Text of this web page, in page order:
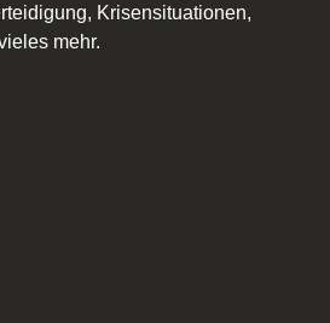
Krisensituationen,
mehr.